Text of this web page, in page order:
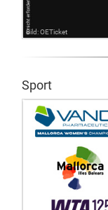
Bild: OETicket
Sport